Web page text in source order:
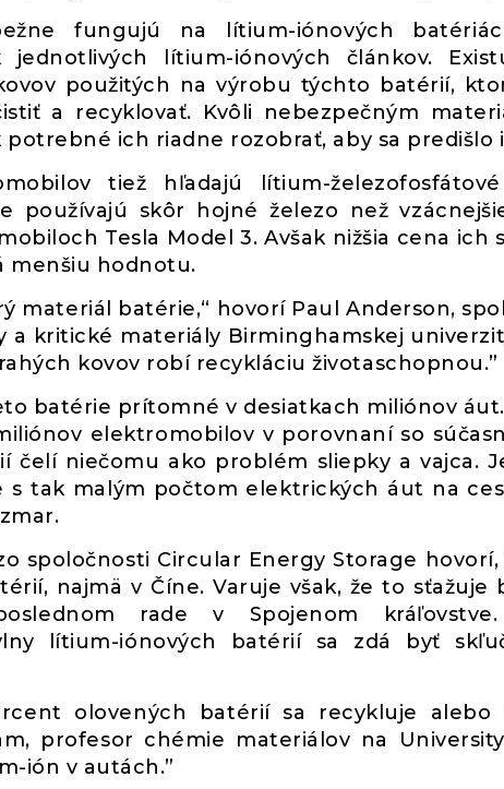
fungujú na lítium-iónových
jednotlivých lítium-iónových článkov.
použitých na výrobu týchto batérií,
a recyklovať. Kvôli nebezpečným
potrebné ich riadne rozobrať, aby sa predišlo
tiež hľadajú lítium-
používajú skôr hojné železo než
Tesla Model 3. Avšak nižšia cena ich
menšiu hodnotu.
materiál batérie,“ hovorí Paul Anderson,
a kritické materiály Birminghamskej
kovov robí recykláciu životaschopnou.”
batérie prítomné v desiatkach miliónov
elektromobilov v porovnaní so
čelí niečomu ako problém sliepky a vajca.
s tak malým počtom elektrických áut na
spoločnosti Circular Energy Storage
najmä v Číne. Varuje však, že to sťažuje
rade v Spojenom
lítium-iónových batérií sa zdá byť
olovených batérií sa recykluje alebo
profesor chémie materiálov na
ión v autách.”